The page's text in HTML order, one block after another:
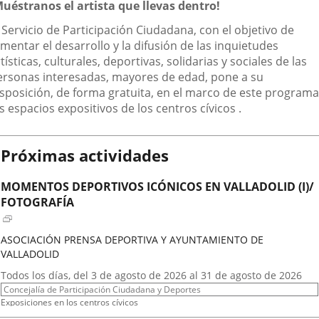
aplicación
externa.
aplicación
externa.
el artista que llevas dentro!
Servicio de Participación Ciudadana, con el objetivo de
el desarrollo y la difusión de las inquietudes
culturales, deportivas, solidarias y sociales de las
interesadas, mayores de edad, pone a su
de forma gratuita, en el marco de este
espacios expositivos de los centros cívicos .
Próximas actividades
MOMENTOS DEPORTIVOS ICÓNICOS EN VALLADOLID (I)/
FOTOGRAFÍA
ASOCIACIÓN PRENSA DEPORTIVA Y AYUNTAMIENTO DE
VALLADOLID
Fechas
del
evento
Todos los días, del 3 de agosto de 2026 al 31 de agosto de 2026
Organizador
de
Concejalía de Participación Ciudadana y Deportes
Programa
Exposiciones en los centros cívicos
Centro Cívico Científico José Antonio Valverde